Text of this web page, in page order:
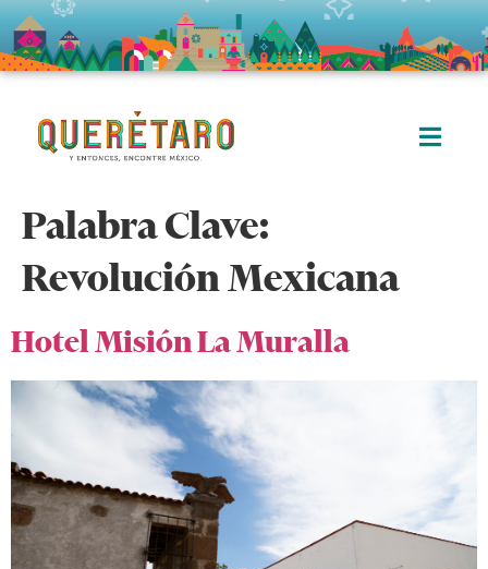
Palabra Clave:
Revolución Mexicana
Hotel Misión La Muralla